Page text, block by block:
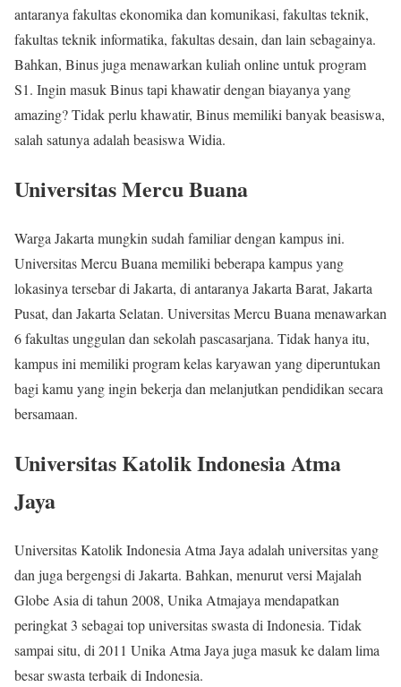
antaranya fakultas ekonomika dan komunikasi, fakultas teknik,
fakultas teknik informatika, fakultas desain, dan lain sebagainya.
Bahkan, Binus juga menawarkan kuliah online untuk program
S1. Ingin masuk Binus tapi khawatir dengan biayanya yang
amazing? Tidak perlu khawatir, Binus memiliki banyak beasiswa,
salah satunya adalah beasiswa Widia.
Universitas Mercu Buana
Warga Jakarta mungkin sudah familiar dengan kampus ini.
Universitas Mercu Buana memiliki beberapa kampus yang
lokasinya tersebar di Jakarta, di antaranya Jakarta Barat, Jakarta
Pusat, dan Jakarta Selatan. Universitas Mercu Buana menawarkan
6 fakultas unggulan dan sekolah pascasarjana. Tidak hanya itu,
kampus ini memiliki program kelas karyawan yang diperuntukan
bagi kamu yang ingin bekerja dan melanjutkan pendidikan secara
bersamaan.
Universitas Katolik Indonesia Atma
Jaya
Universitas Katolik Indonesia Atma Jaya adalah universitas yang
dan juga bergengsi di Jakarta. Bahkan, menurut versi Majalah
Globe Asia di tahun 2008, Unika Atmajaya mendapatkan
peringkat 3 sebagai top universitas swasta di Indonesia. Tidak
sampai situ, di 2011 Unika Atma Jaya juga masuk ke dalam lima
besar swasta terbaik di Indonesia.